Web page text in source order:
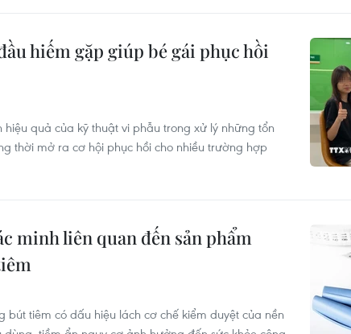
hiếm gặp giúp bé gái phục hồi
quả của kỹ thuật vi phẫu trong xử lý những tổn
thời mở ra cơ hội phục hồi cho nhiều trường hợp
minh liên quan đến sản phẩm
tiêm có dấu hiệu lách cơ chế kiểm duyệt của nền